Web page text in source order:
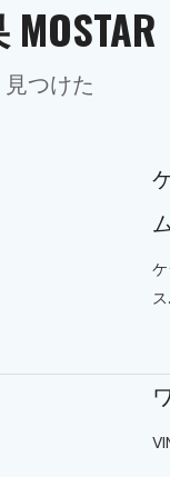
つけた
ス